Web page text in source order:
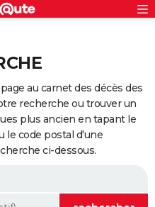
au carnet des décès des
recherche ou trouver un
plus ancien en tapant le
le code postal d'une
ci-dessous.